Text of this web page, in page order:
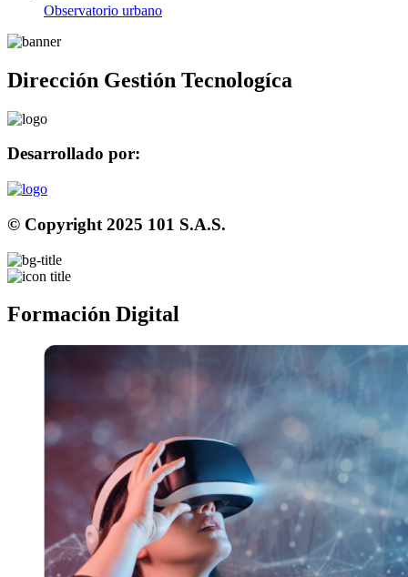
Observatorio urbano
Dirección Gestión Tecnologíca
Desarrollado por:
© Copyright 2025 101 S.A.S.
Formación Digital